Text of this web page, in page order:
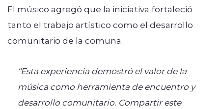
El músico agregó que la iniciativa fortaleció
tanto el trabajo artístico como el desarrollo
comunitario de la comuna.
“Esta experiencia demostró el valor de la
música como herramienta de encuentro y
desarrollo comunitario. Compartir este